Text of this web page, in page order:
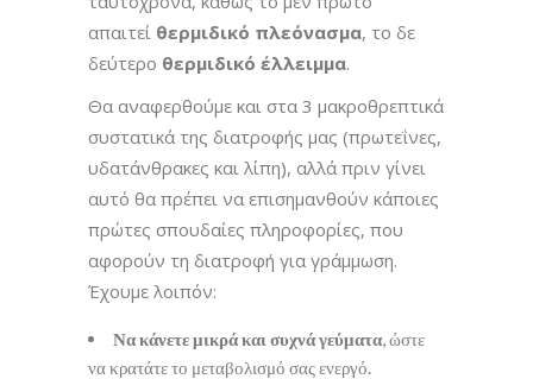
απαιτεί θερμιδικό πλεόνασμα, το δε
δεύτερο θερμιδικό έλλειμμα.
Θα αναφερθούμε και στα 3 μακροθρεπτικά
συστατικά της διατροφής μας (πρωτεΐνες,
υδατάνθρακες και λίπη), αλλά πριν γίνει
αυτό θα πρέπει να επισημανθούν κάποιες
πρώτες σπουδαίες πληροφορίες, που
αφορούν τη διατροφή για γράμμωση.
Έχουμε λοιπόν:
Να κάνετε μικρά και συχνά γεύματα, ώστε
να κρατάτε το μεταβολισμό σας ενεργό.